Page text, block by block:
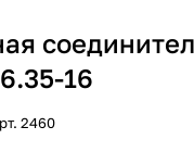
16
2460